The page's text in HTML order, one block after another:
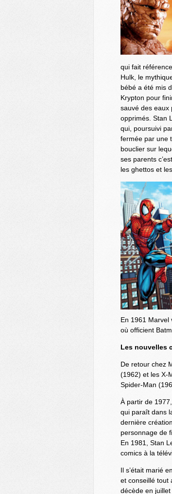
qui fait
Hulk, le
bébé a été mis
Krypton pour
sauvé des eaux
opprimés. Stan
qui, poursuivi
fermée par une
bouclier sur
ses parents
les ghettos et
En 1961 Marvel
où officient
Les nouvelles
De retour chez
(1962) et les X-
Spider-Man
À partir de
qui paraît dans
dernière
personnage de
En 1981, Stan
comics à la
Il s’était marié
et conseillé tout
décède en